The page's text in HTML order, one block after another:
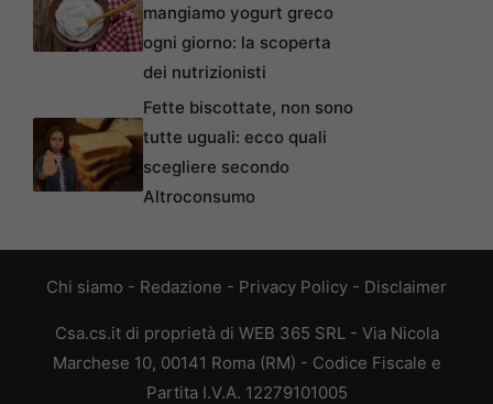
mangiamo yogurt greco
ogni giorno: la scoperta
dei nutrizionisti
Fette biscottate, non sono
tutte uguali: ecco quali
scegliere secondo
Altroconsumo
Chi siamo - Redazione - Privacy Policy - Disclaimer
Csa.cs.it di proprietà di WEB 365 SRL - Via Nicola
Marchese 10, 00141 Roma (RM) - Codice Fiscale e
Partita I.V.A. 12279101005